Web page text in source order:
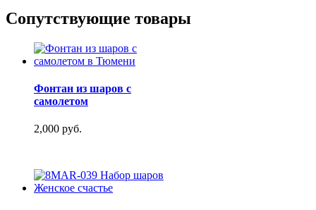
Сопутствующие товары
Фонтан из шаров с
самолетом
2,000 руб.